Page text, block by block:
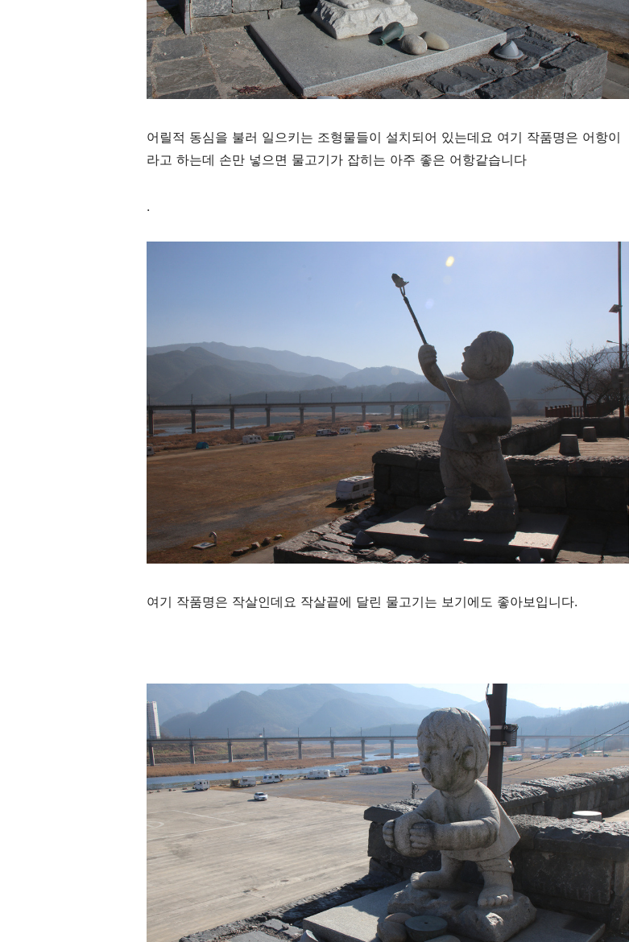
어릴적 동심을 불러 일으키는 조형물들이 설치되어 있는데요 여기 작품명은 어항이
라고 하는데 손만 넣으면 물고기가 잡히는 아주 좋은 어항같습니다
.
여기 작품명은 작살인데요 작살끝에 달린 물고기는 보기에도 좋아보입니다.